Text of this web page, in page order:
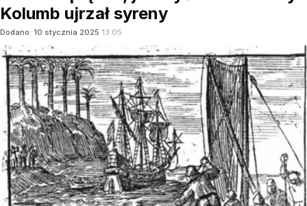
Kolumb ujrzał syreny
Dodano: 10 stycznia 2025 13:05